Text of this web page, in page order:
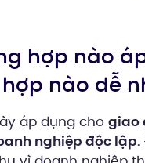
hợp nào
nào dễ
áp dụng cho giao
nghiệp độc lập.